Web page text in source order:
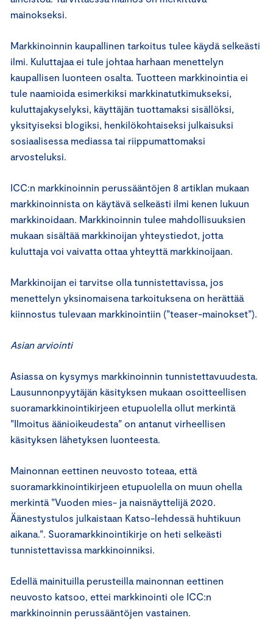
mainokseksi.
Markkinoinnin kaupallinen tarkoitus tulee käydä selkeästi
ilmi. Kuluttajaa ei tule johtaa harhaan menettelyn
kaupallisen luonteen osalta. Tuotteen markkinointia ei
tule naamioida esimerkiksi markkinatutkimukseksi,
kuluttajakyselyksi, käyttäjän tuottamaksi sisällöksi,
yksityiseksi blogiksi, henkilökohtaiseksi julkaisuksi
sosiaalisessa mediassa tai riippumattomaksi
arvosteluksi.
ICC:n markkinoinnin perussääntöjen 8 artiklan mukaan
markkinoinnista on käytävä selkeästi ilmi kenen lukuun
markkinoidaan. Markkinoinnin tulee mahdollisuuksien
mukaan sisältää markkinoijan yhteystiedot, jotta
kuluttaja voi vaivatta ottaa yhteyttä markkinoijaan.
Markkinoijan ei tarvitse olla tunnistettavissa, jos
menettelyn yksinomaisena tarkoituksena on herättää
kiinnostus tulevaan markkinointiin (”teaser-mainokset”).
Asian arviointi
Asiassa on kysymys markkinoinnin tunnistettavuudesta.
Lausunnonpyytäjän käsityksen mukaan osoitteellisen
suoramarkkinointikirjeen etupuolella ollut merkintä
”Ilmoitus äänioikeudesta” on antanut virheellisen
käsityksen lähetyksen luonteesta.
Mainonnan eettinen neuvosto toteaa, että
suoramarkkinointikirjeen etupuolella on muun ohella
merkintä ”Vuoden mies- ja naisnäyttelijä 2020.
Äänestystulos julkaistaan Katso-lehdessä huhtikuun
aikana.”. Suoramarkkinointikirje on heti selkeästi
tunnistettavissa markkinoinniksi.
Edellä mainituilla perusteilla mainonnan eettinen
neuvosto katsoo, ettei markkinointi ole ICC:n
markkinoinnin perussääntöjen vastainen.